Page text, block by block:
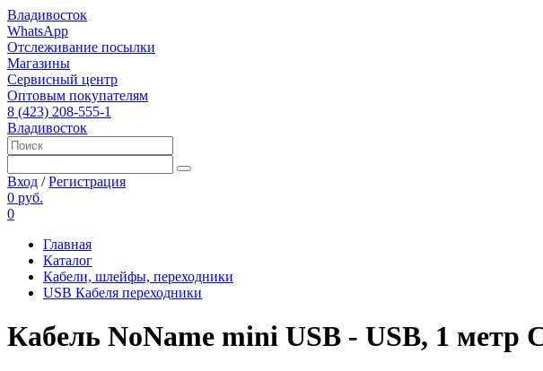
Владивосток
WhatsApp
Отслеживание посылки
Магазины
Сервисный центр
Оптовым покупателям
8 (423) 208-555-1
Владивосток
Вход /Регистрация
0 руб.
0
Главная
Каталог
Кабели, шлейфы, переходники
USB Кабеля переходники
Кабель NoName mini USB - USB, 1 метр